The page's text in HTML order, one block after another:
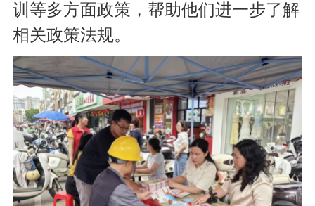
训等多方面政策，帮助他们进一步了解
相关政策法规。